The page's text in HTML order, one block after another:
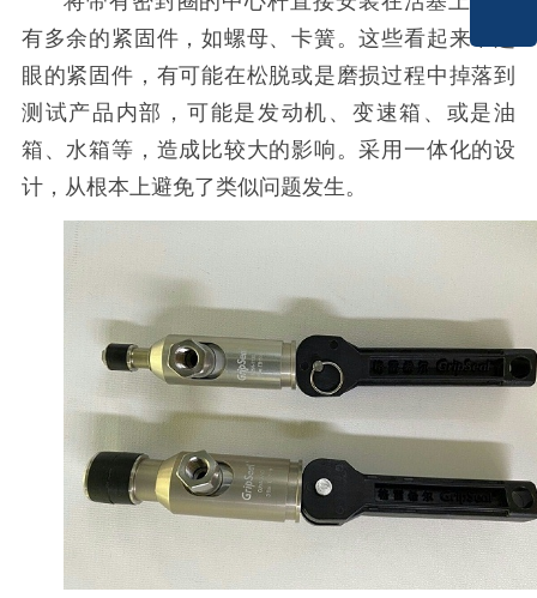
有多余的紧固件，如螺母、卡簧。这些看起来不起
眼的紧固件，有可能在松脱或是磨损过程中掉落到
测试产品内部，可能是发动机、变速箱、或是油
箱、水箱等，造成比较大的影响。采用一体化的设
计，从根本上避免了类似问题发生。